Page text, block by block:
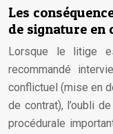
Les
de signature en
Lorsque le litige
recommandé
conflictuel (mise en
de contrat), l’oubli
procédurale